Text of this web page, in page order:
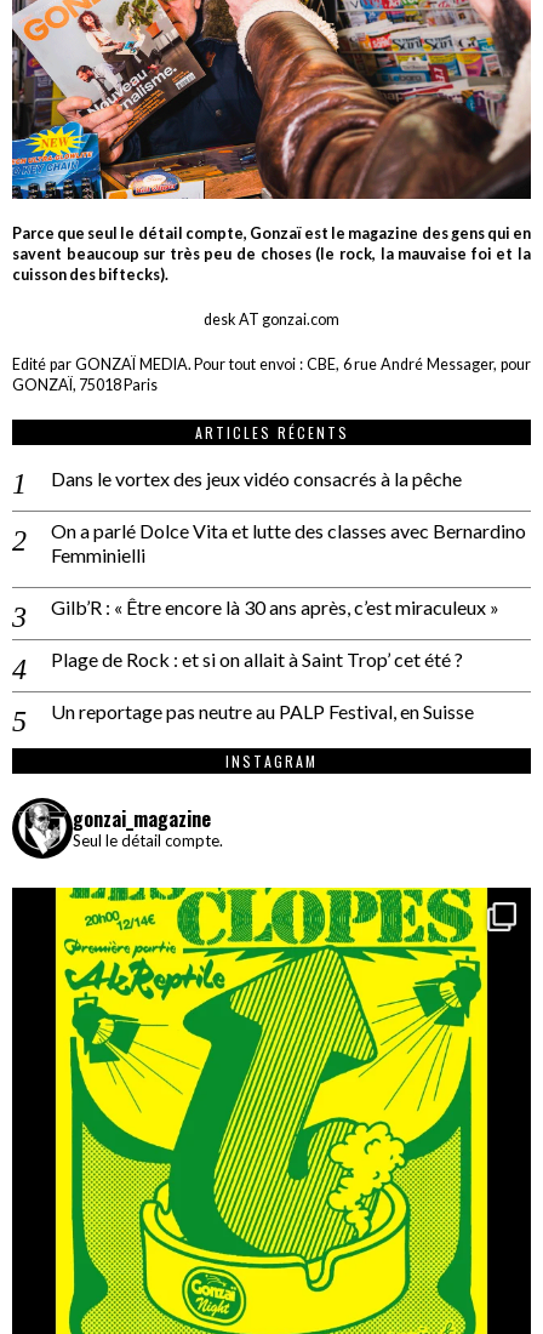
Parce que seul le détail compte, Gonzaï est le magazine des gens qui en
savent beaucoup sur très peu de choses (le rock, la mauvaise foi et la
cuisson des biftecks).
desk AT gonzai.com
Edité par GONZAÏ MEDIA. Pour tout envoi : CBE, 6 rue André Messager, pour
GONZAÏ, 75018 Paris
ARTICLES RÉCENTS
Dans le vortex des jeux vidéo consacrés à la pêche
On a parlé Dolce Vita et lutte des classes avec Bernardino
Femminielli
Gilb’R : « Être encore là 30 ans après, c’est miraculeux »
Plage de Rock : et si on allait à Saint Trop’ cet été ?
Un reportage pas neutre au PALP Festival, en Suisse
INSTAGRAM
gonzai_magazine
Seul le détail compte.